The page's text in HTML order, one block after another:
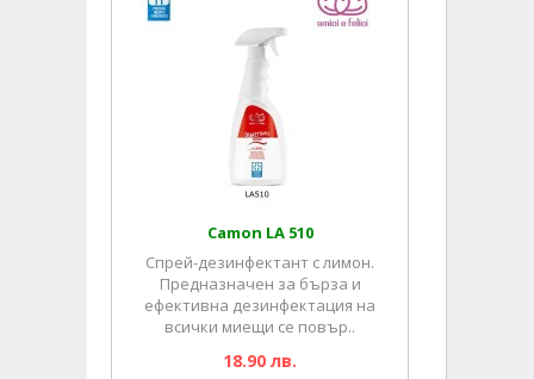
Camon LA 510
Спрей-дезинфектант с лимон.
Предназначен за бърза и
ефективна дезинфектация на
всички миещи се повър..
18.90 лв.